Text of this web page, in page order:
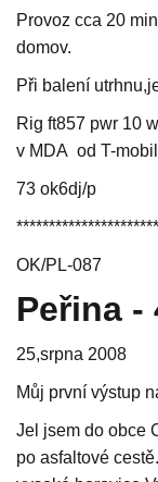
Provoz cca 20
domov.
Při balení
Rig ft857 pwr 10
v MDA od T-
73 ok6dj/p
OK/PL-087
Peřina -
25,srpna 2008
Můj první výstup
Jel jsem do obce
po asfaltové